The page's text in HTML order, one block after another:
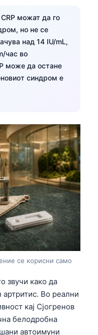
CRP можат да го
но не се
над 14 IU/mL,
час во
може да остане
синдром е
се корисни само
звучи како да
Во реални
кај Сјогренов
белодробна
автоимуни